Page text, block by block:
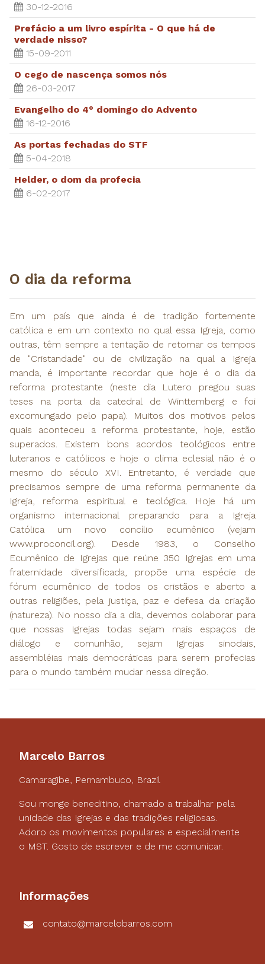
30-12-2016
Prefácio a um livro espírita - O que há de
verdade nisso?
15-09-2011
O cego de nascença somos nós
26-03-2017
Evangelho do 4° domingo do Advento
16-12-2016
As portas fechadas do STF
5-04-2018
Helder, o dom da profecia
6-02-2017
​O dia da reforma
Em um país que ainda é de tradição fortemente
católica e em um contexto no qual essa Igreja, como
outras, têm sempre a tentação de retomar os tempos
de "Cristandade" ou de civilização na qual a Igreja
manda, é importante recordar que hoje é o dia da
reforma protestante (neste dia Lutero pregou suas
teses na porta da catedral de Winttemberg e foi
excomungado pelo papa). Muitos dos motivos pelos
quais aconteceu a reforma protestante, hoje, estão
superados. Existem bons acordos teológicos entre
luteranos e católicos e hoje o clima eclesial não é o
mesmo do século XVI. Entretanto, é verdade que
precisamos sempre de uma reforma permanente da
Igreja, reforma espiritual e teológica. Hoje há um
organismo internacional preparando para a Igreja
Católica um novo concílio ecumênico (vejam
www.proconcil.org). Desde 1983, o Conselho
Ecumênico de Igrejas que reúne 350 Igrejas em uma
fraternidade diversificada, propõe uma espécie de
fórum ecumênico de todos os cristãos e aberto a
outras religiões, pela justiça, paz e defesa da criação
(natureza). No nosso dia a dia, devemos colaborar para
que nossas Igrejas todas sejam mais espaços de
diálogo e comunhão, sejam Igrejas sinodais,
assembléias mais democráticas para serem profecias
para o mundo também mudar nessa direção.
Marcelo Barros
Camaragibe, Pernambuco, Brazil
Sou monge beneditino, chamado a trabalhar pela
unidade das Igrejas e das tradições religiosas.
Adoro os movimentos populares e especialmente
o MST. Gosto de escrever e de me comunicar.
Informações
contato@marcelobarros.com